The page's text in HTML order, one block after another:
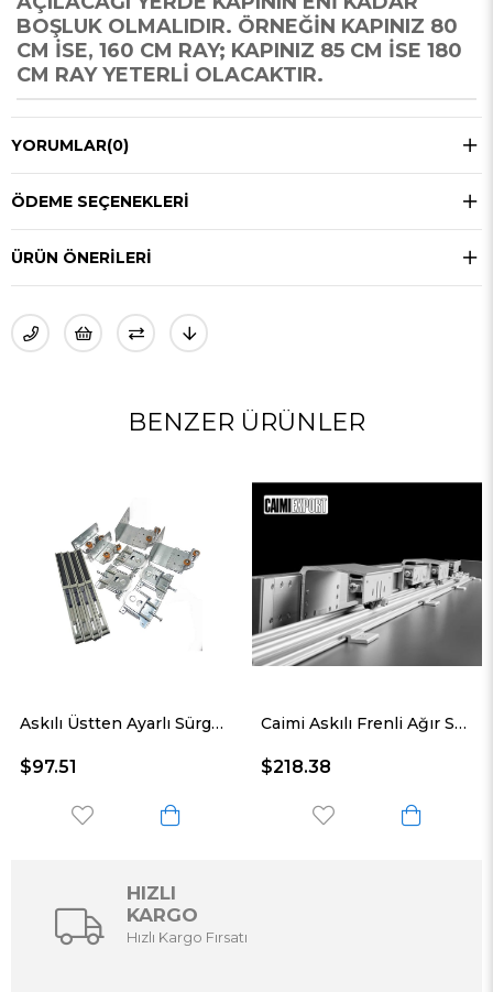
BOŞLUK OLMALIDIR. ÖRNEĞİN KAPINIZ 80
CM İSE, 160 CM RAY; KAPINIZ 85 CM İSE 180
CM RAY YETERLİ OLACAKTIR.
YORUMLAR(0)
ÖDEME SEÇENEKLERI
ÜRÜN ÖNERILERI
BENZER ÜRÜNLER
Askılı Üstten Ayarlı Sürgü Sistemi 3 Kapaklık Caimi Askılı Frenli Ağır Sürgü Sistemi
$91.94
HIZLI
KARGO
Hızlı Kargo Fırsatı